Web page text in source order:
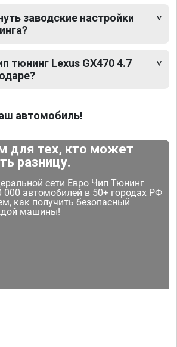
заводские настройки
тюнинг Lexus GX470 4.7
автомобиль!
для тех, кто может
разницу.
сети Евро Чип Тюнинг
000 автомобилей в 50+ городах РФ
как получить безопасный
машины!